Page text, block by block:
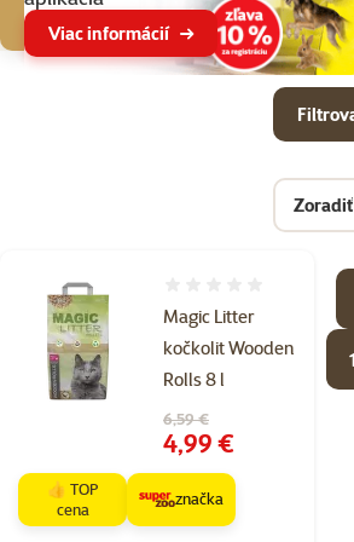
Viac informácií
Zoradiť
Produkty v kategorii Podstielky pre
Magic Litter
kočkolit Wooden
Rolls 8 l
Pôvodná cena
6,59 €
Cena
4,99 €
👍 TOP
cena
značka
1